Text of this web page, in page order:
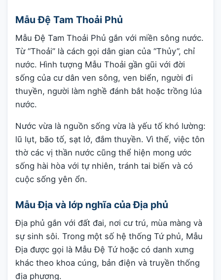
Mẫu Đệ Tam Thoải Phủ
Mẫu Đệ Tam Thoải Phủ gắn với miền sông nước.
Từ “Thoải” là cách gọi dân gian của “Thủy”, chỉ
nước. Hình tượng Mẫu Thoải gần gũi với đời
sống của cư dân ven sông, ven biển, người đi
thuyền, người làm nghề đánh bắt hoặc trồng lúa
nước.
Nước vừa là nguồn sống vừa là yếu tố khó lường:
lũ lụt, bão tố, sạt lở, đắm thuyền. Vì thế, việc tôn
thờ các vị thần nước cũng thể hiện mong ước
sống hài hòa với tự nhiên, tránh tai biến và có
cuộc sống yên ổn.
Mẫu Địa và lớp nghĩa của Địa phủ
Địa phủ gắn với đất đai, nơi cư trú, mùa màng và
sự sinh sôi. Trong một số hệ thống Tứ phủ, Mẫu
Địa được gọi là Mẫu Đệ Tứ hoặc có danh xưng
khác theo khoa cúng, bản điện và truyền thống
địa phương.